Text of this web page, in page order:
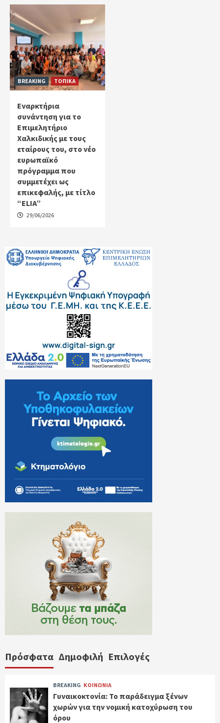
BREAKING ΤΟΠΙΚΑ
Εναρκτήρια
συνάντηση για το
Επιμελητήριο
Χαλκιδικής με τους
εταίρους του, στο νέο
ευρωπαϊκό
πρόγραμμα που
συμμετέχει ως
επικεφαλής, με τίτλο
“ELIA”
29/06/2026
Πρόσφατα Δημοφιλή Επιλογές
BREAKING ΚΟΙΝΩΝΙΑ
Γυναικοκτονία: Το παράδειγμα ξένων
χωρών για την νομική κατοχύρωση του
όρου